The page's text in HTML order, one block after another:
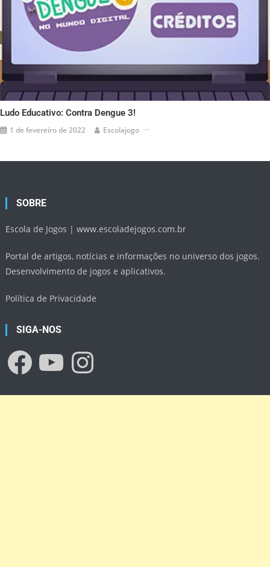
Ludo Educativo: Contra Dengue 3!
1 de fevereiro de 2022 Escolajogo
SOBRE
Escola de Jogos |www.escoladejogos.com.br
Portal de artigos, notícias e informações no universo dos jogos.
Desenvolvimento de jogos e aplicativos.
Política de Privacidade
SIGA-NOS